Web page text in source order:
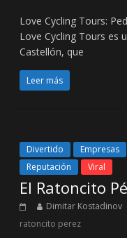
Love Cycling Tours:
Love Cycling Tours es
Castellón, que
Leer más
Divertido Empresas
Reputación
Viral
El Ratoncito
Dimitar Kostadinov
ratoncito perez